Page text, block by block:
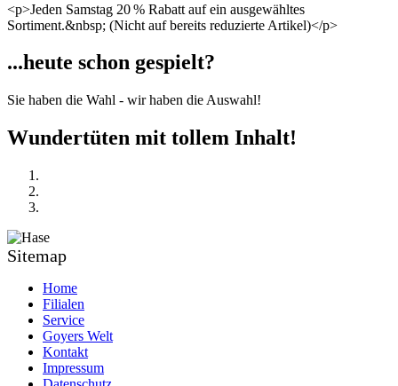
<p>Jeden Samstag 20 % Rabatt auf ein ausgewähltes
Sortiment.&nbsp; (Nicht auf bereits reduzierte Artikel)</p>
...heute schon gespielt?
Sie haben die Wahl - wir haben die Auswahl!
Wundertüten mit tollem Inhalt!
Sitemap
Home
Filialen
Service
Goyers Welt
Kontakt
Impressum